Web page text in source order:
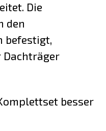
Die
den
befestigt,
besser